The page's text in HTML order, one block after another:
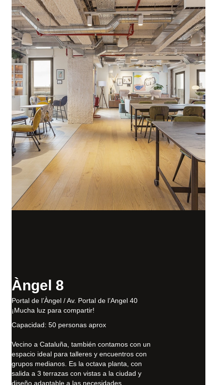
Àngel 8
Portal de l’Àngel / Av. Portal de l’Angel 40
¡Mucha luz para compartir!
Capacidad: 50 personas aprox
Vecino a Cataluña, también contamos con un
espacio ideal para talleres y encuentros con
grupos medianos. Es la octava planta, con
salida a 3 terrazas con vistas a la ciudad y
diseño adaptable a las necesidades.